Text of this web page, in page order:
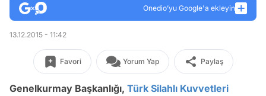
Onedio’yu Google'a ekleyin
13.12.2015 - 11:42
Favori Yorum Yap Paylaş
Genelkurmay Başkanlığı, Türk Silahlı Kuvvetleri